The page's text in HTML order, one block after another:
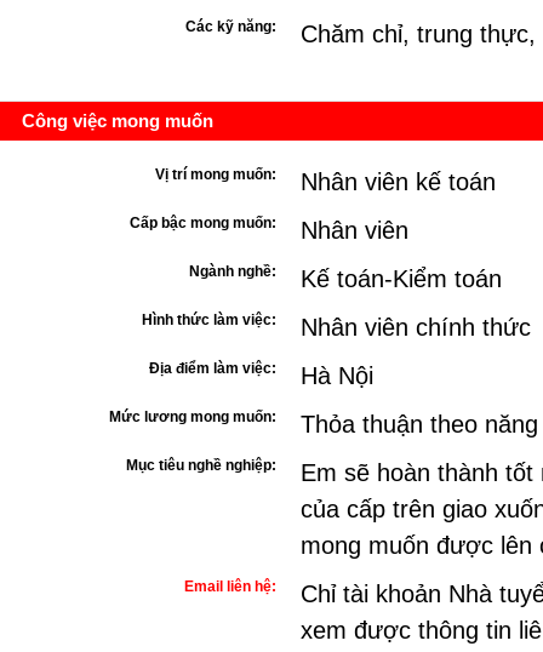
Các kỹ năng: Chăm chỉ, trung thực,
Công việc mong muốn
Vị trí mong muốn: Nhân viên kế toán
Cấp bậc mong muốn: Nhân viên
Ngành nghề: Kế toán-Kiểm toán
Hình thức làm việc: Nhân viên chính thức
Địa điểm làm việc: Hà Nội
Mức lương mong muốn: Thỏa thuận theo
Mục tiêu nghề nghiệp:
Em sẽ hoàn thành
của cấp trên giao
mong muốn được
Email liên hệ:
Chỉ tài khoản Nhà
xem được thông tin